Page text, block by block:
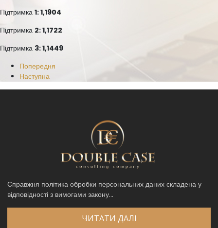
Підтримка 1: 1,1904
Підтримка 2: 1,1722
Підтримка 3: 1,1449
Попередня
Наступна
Справжня політика обробки персональних даних складена у
відповідності з вимогами закону...
ЧИТАТИ ДАЛІ